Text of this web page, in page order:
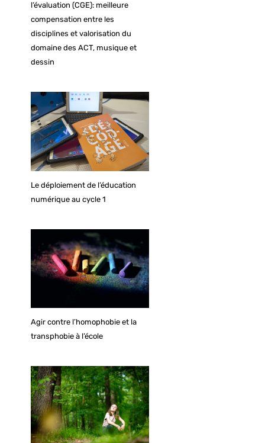
l’évaluation (CGE): meilleure
compensation entre les
disciplines et valorisation du
domaine des ACT, musique et
dessin
Le déploiement de l’éducation
numérique au cycle 1
Agir contre l’homophobie et la
transphobie à l’école